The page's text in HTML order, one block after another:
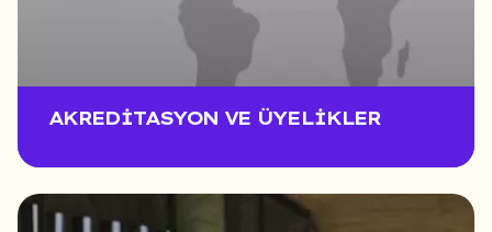
AKREDITASYON VE ÜYELIKLER